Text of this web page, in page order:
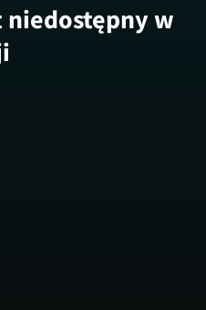
niedostępny w